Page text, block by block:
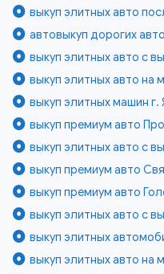
выкуп элитных авто
автовыкуп дорогих
выкуп элитных авто с
выкуп элитных авто на
выкуп элитных машин г.
выкуп премиум авто
выкуп элитных авто с
выкуп премиум авто
выкуп премиум авто
выкуп элитных авто с
выкуп элитных
выкуп элитных авто на